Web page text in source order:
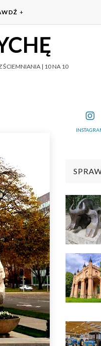
ŚCIEMNIANIA | 10 NA 10